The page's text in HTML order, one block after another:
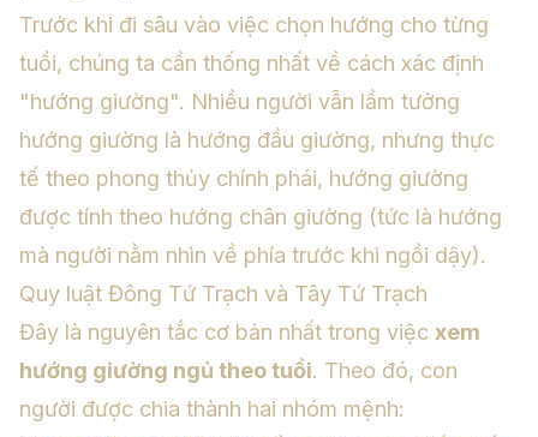
Trước khi đi sâu vào việc chọn hướng cho từng
tuổi, chúng ta cần thống nhất về cách xác định
"hướng giường". Nhiều người vẫn lầm tưởng
hướng giường là hướng đầu giường, nhưng thực
tế theo phong thủy chính phái, hướng giường
được tính theo hướng chân giường (tức là hướng
mà người nằm nhìn về phía trước khi ngồi dậy).
Quy luật Đông Tứ Trạch và Tây Tứ Trạch
Đây là nguyên tắc cơ bản nhất trong việc xem
hướng giường ngủ theo tuổi. Theo đó, con
người được chia thành hai nhóm mệnh: